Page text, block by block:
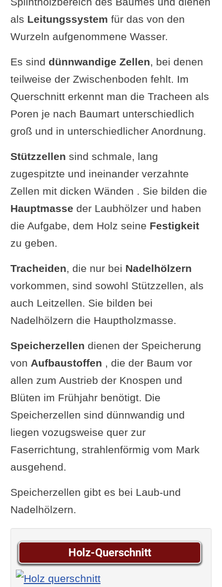
als Leitungssystem für das von den
Wurzeln aufgenommene Wasser.
Es sind dünnwandige Zellen, bei denen
teilweise der Zwischenboden fehlt. Im
Querschnitt erkennt man die Tracheen als
Poren je nach Baumart unterschiedlich
groß und in unterschiedlicher Anordnung.
Stützzellen sind schmale, lang
zugespitzte und ineinander verzahnte
Zellen mit dicken Wänden . Sie bilden die
Hauptmasse der Laubhölzer und haben
die Aufgabe, dem Holz seine Festigkeit
zu geben.
Tracheiden, die nur bei Nadelhölzern
vorkommen, sind sowohl Stützzellen, als
auch Leitzellen. Sie bilden bei
Nadelhölzern die Hauptholzmasse.
Speicherzellen dienen der Speicherung
von Aufbaustoffen , die der Baum vor
allen zum Austrieb der Knospen und
Blüten im Frühjahr benötigt. Die
Speicherzellen sind dünnwandig und
liegen vozugsweise quer zur
Faserrichtung, strahlenförmig vom Mark
ausgehend.
Speicherzellen gibt es bei Laub-und
Nadelhölzern.
Holz-Querschnitt